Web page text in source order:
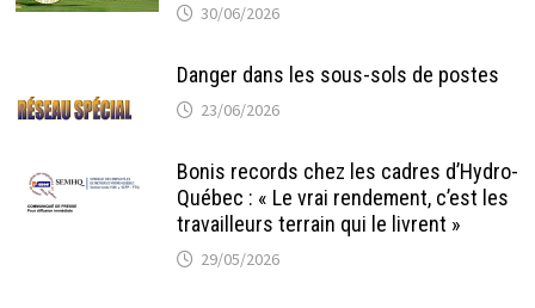
30/06/2026
Danger dans les sous-sols de postes
23/06/2026
Bonis records chez les cadres d’Hydro-
Québec : « Le vrai rendement, c’est les
travailleurs terrain qui le livrent »
29/05/2026